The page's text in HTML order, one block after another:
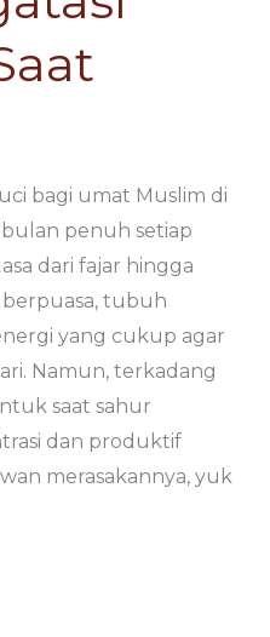
bagi umat Muslim di
penuh setiap
dari fajar hingga
berpuasa, tubuh
yang cukup agar
Namun, terkadang
saat sahur
dan produktif
merasakannya, yuk